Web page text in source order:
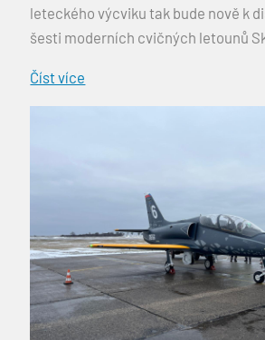
leteckého výcviku tak bude nově k
šesti moderních cvičných letounů
letošního roku. Minulý týden odletěl
Číst více